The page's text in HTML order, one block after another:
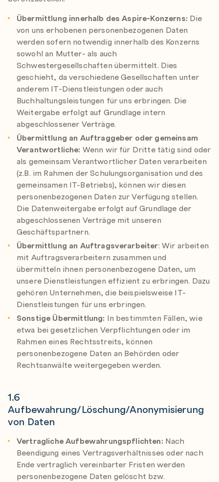
Übermittlung innerhalb des Aspire-Konzerns: Die
von uns erhobenen personenbezogenen Daten
werden sofern notwendig innerhalb des Konzerns
sowohl an Mutter- als auch
Schwestergesellschaften übermittelt. Dies
geschieht, da verschiedene Gesellschaften unter
anderem IT-Dienstleistungen oder auch
Buchhaltungsleistungen für uns erbringen. Die
Weitergabe erfolgt auf Grundlage intern
abgeschlossener Verträge.
Übermittlung an Auftraggeber oder gemeinsam
Verantwortliche: Wenn wir für Dritte tätig sind oder
als gemeinsam Verantwortlicher Daten verarbeiten
(z.B. im Rahmen der Schulungsorganisation und des
gemeinsamen IT-Betriebs), können wir diesen
personenbezogenen Daten zur Verfügung stellen.
Die Datenweitergabe erfolgt auf Grundlage der
abgeschlossenen Verträge mit unseren
Geschäftspartnern.
Übermittlung an Auftragsverarbeiter: Wir arbeiten
mit Auftragsverarbeitern zusammen und
übermitteln ihnen personenbezogene Daten, um
unsere Dienstleistungen effizient zu erbringen. Dazu
gehören Unternehmen, die beispielsweise IT-
Dienstleistungen für uns erbringen.
Sonstige Übermittlung: In bestimmten Fällen, wie
etwa bei gesetzlichen Verpflichtungen oder im
Rahmen eines Rechtsstreits, können
personenbezogene Daten an Behörden oder
Rechtsanwälte weitergegeben werden.
1.6
Aufbewahrung/Löschung/Anonymisierung
von Daten
Vertragliche Aufbewahrungspflichten: Nach
Beendigung eines Vertragsverhältnisses oder nach
Ende vertraglich vereinbarter Fristen werden
personenbezogene Daten gelöscht bzw.